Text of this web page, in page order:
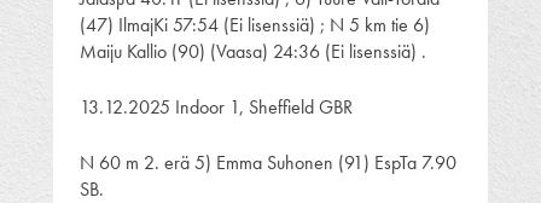
(47) IlmajKi 57:54 (Ei lisenssiä) ; N 5 km tie 6)
Maiju Kallio (90) (Vaasa) 24:36 (Ei lisenssiä) .
13.12.2025 Indoor 1, Sheffield GBR
N 60 m 2. erä 5) Emma Suhonen (91) EspTa 7.90
SB.